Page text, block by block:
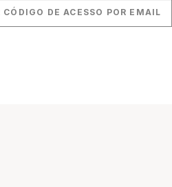
CÓDIGO DE ACESSO POR EMAIL